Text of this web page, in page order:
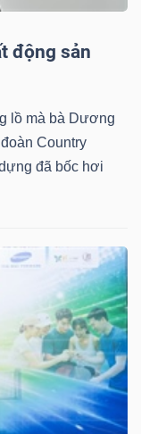
động sản
lồ mà bà Dương
Country
đã bốc hơi